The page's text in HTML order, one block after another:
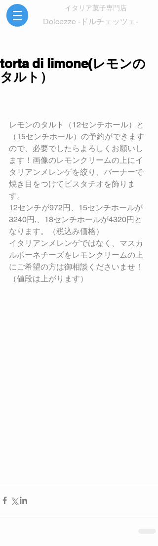
イタリア菓子専門店
Dolcezze -ドルチェッツェ-
torta di limone(レモンの
タルト）
レモンのタルト（12センチホール）と
（15センチホール）の予約ができます
ので、必要でしたらよろしくお願いし
ます！画像のレモンクリームの上にイ
タリアンメレンゲを絞り、バーナーで
焼き目をつけてピスタチオを飾りま
す。
12センチが972円、15センチホールが
3240円,、18センチホールが4320円と
なります。（税込み価格）
イタリアンメレンゲではなく、マスカ
ルポーネチーズをレモンクリームの上
にご希望の方は御相談くださいませ！
（値段は上がります）